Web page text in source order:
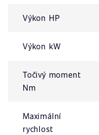
Výkon HP
Výkon kW
Točivý moment
Nm
Maximální
rychlost